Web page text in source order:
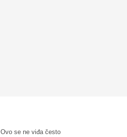
Ovo se ne viđa često